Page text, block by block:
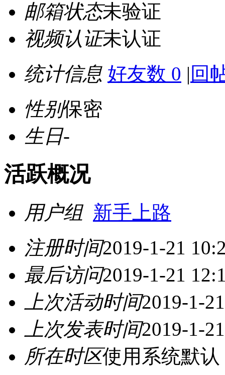
邮箱状态未验证
视频认证未认证
统计信息 好友数 0 | 回
性别保密
生日-
活跃概况
用户组 新手上路
注册时间2019-1-21
最后访问2019-1-21
上次活动时间2019-1-
上次发表时间2019-1-
所在时区使用系统默认